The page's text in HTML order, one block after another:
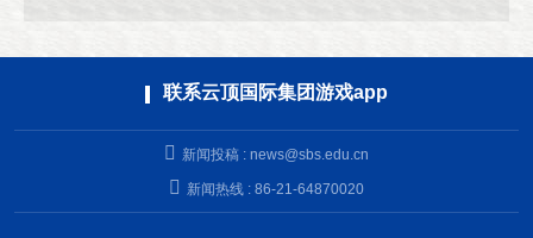
联系云顶国际集团游戏app
新闻投稿 : news@sbs.edu.cn
新闻热线 : 86-21-64870020